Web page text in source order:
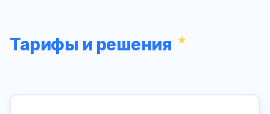
Тарифы и решения